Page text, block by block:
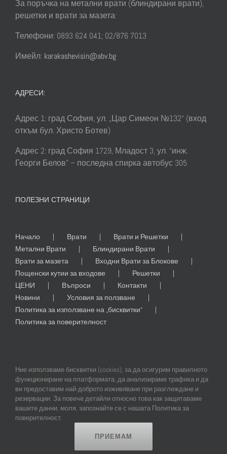
За поръчка на метални врати (блиндирани врати),
решетки и врати за мазета:
Телефони: 0893 624 041; 02/876 7013
Имейл: karakashevisin@abv.bg
АДРЕСИ:
Адрес 1: град София, ул. „Цар Симеон №132“ (вход
откъм бул. Христо Ботев)
Адрес 2: град София 1729, Младост 3, ул. “инж.
Георги Белов” – последна спирка автобус 305
ПОЛЕЗНИ СТРАНИЦИ
Начало Врати
Врати и Решетки
Метални Врати
Блиндирани Врати
Врати за мазета
Входни Врати за Блокове
Пощенски кутии за входове
Решетки
ЦЕНИ
Въпроси
Контакти
Новини
Условия за ползване
Политика за използване на „бисквитки“
Политика за поверителност
© Copyright 2026 |All Rights Reserved| ПрофесионаленУеб
Дизайн иSEOот Online Creations Ltd
Facebook
Ние използваме бисквитки (cookies), за да осигурим правилното
функциониране на платформата, да анализираме трафика и да
ви предоставим най-доброто изживяване при разглеждане и
резервации. За повече детайли относно това как защитаваме
вашите данни, моля, запознайте се с нашата Политика за
поверителност.
ПРИЕМАМ